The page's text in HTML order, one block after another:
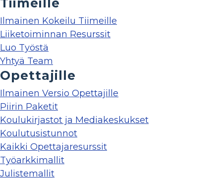
Tiimeille
Ilmainen Kokeilu Tiimeille
Liiketoiminnan Resurssit
Luo Työstä
Yhtyä Team
Opettajille
Ilmainen Versio Opettajille
Piirin Paketit
Koulukirjastot ja Mediakeskukset
Koulutusistunnot
Kaikki Opettajaresurssit
Työarkkimallit
Julistemallit